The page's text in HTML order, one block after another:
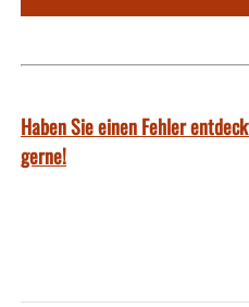
Haben Sie einen Fehler
gerne!